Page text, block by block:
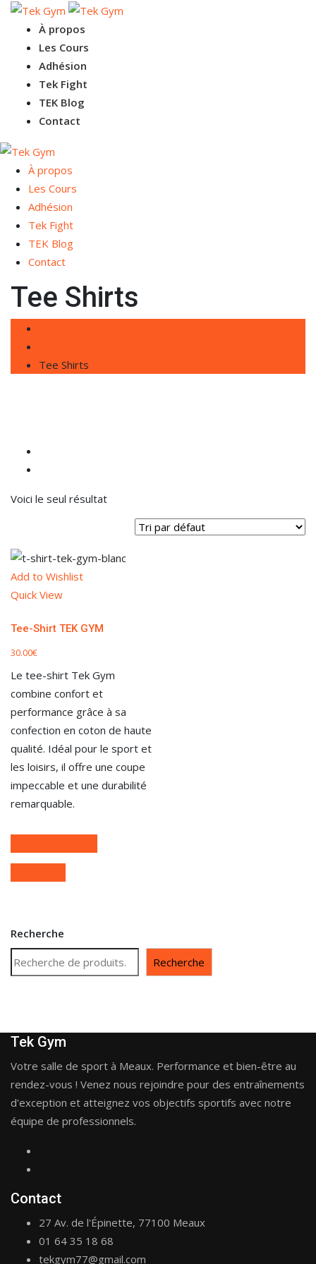
À propos
Les Cours
Adhésion
Tek Fight
TEK Blog
Contact
À propos
Les Cours
Adhésion
Tek Fight
TEK Blog
Contact
Tee Shirts
Tee Shirts
Voici le seul résultat
Add to Wishlist
Quick View
Tee-Shirt TEK GYM
30.00€
Le tee-shirt Tek Gym
combine confort et
performance grâce à sa
confection en coton de haute
qualité. Idéal pour le sport et
les loisirs, il offre une coupe
impeccable et une durabilité
remarquable.
Recherche
Recherche
Tek Gym
Votre salle de sport à Meaux. Performance et bien-être au
rendez-vous ! Venez nous rejoindre pour des entraînements
d'exception et atteignez vos objectifs sportifs avec notre
équipe de professionnels.
Contact
27 Av. de l'Épinette, 77100 Meaux
01 64 35 18 68
tekgym77@gmail.com